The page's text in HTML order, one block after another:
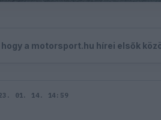
a motorsport.hu hírei elsők
01. 14. 14:59